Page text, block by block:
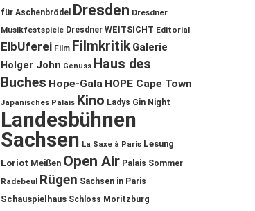
für Aschenbrödel
Dresden Dresdner
Musikfestspiele Dresdner WEITSICHT Editorial
ElbUferei Film Filmkritik Galerie
Holger John Genuss Haus des
Buches Hope-Gala HOPE Cape Town
Japanisches Palais Kino Ladys Gin Night
Landesbühnen
Sachsen La Saxe à Paris Lesung
Loriot Meißen Open Air Palais Sommer
Radebeul Rügen Sachsen in Paris
Schauspielhaus Schloss Moritzburg